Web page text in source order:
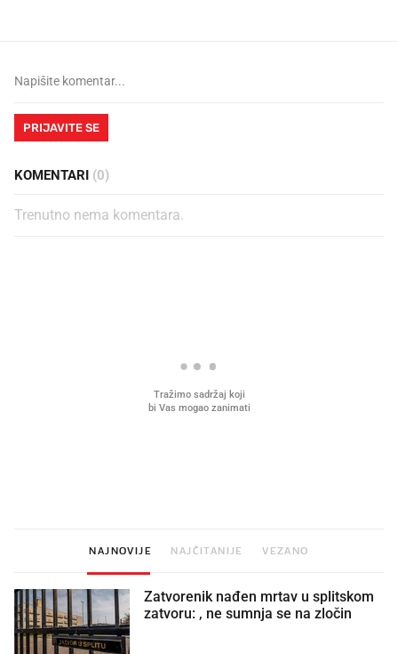
PRIJAVITE SE
KOMENTARI (0)
Trenutno nema komentara.
NAJNOVIJE NAJČITANIJE VEZANO
Zatvorenik nađen mrtav u splitskom
zatvoru: , ne sumnja se na zločin